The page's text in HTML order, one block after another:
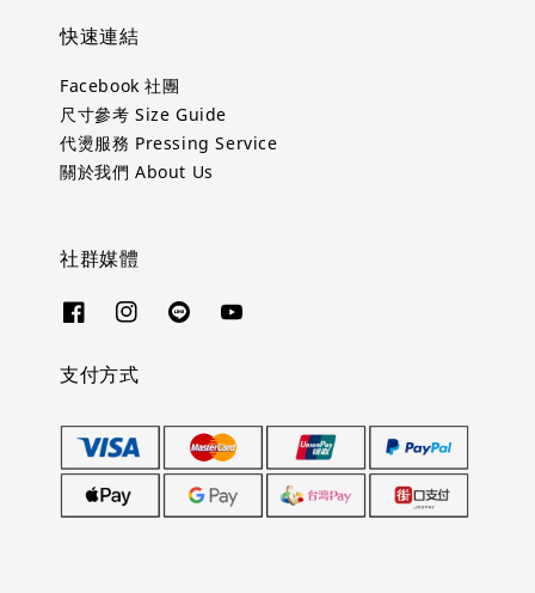
快速連結
Facebook 社團
尺寸參考 Size Guide
代燙服務 Pressing Service
關於我們 About Us
社群媒體
支付方式